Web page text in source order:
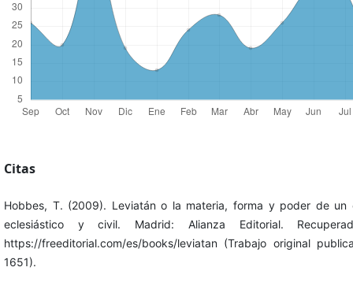
Citas
Hobbes, T. (2009). Leviatán o la materia, forma y poder de un
eclesiástico y civil. Madrid: Alianza Editorial.
https://freeditorial.com/es/books/leviatan (Trabajo original
1651).